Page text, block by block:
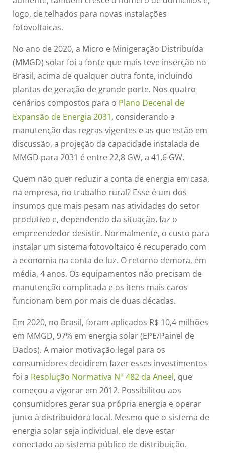
logo, de telhados para novas instalações
fotovoltaicas.
No ano de 2020, a Micro e Minigeração Distribuída
(MMGD) solar foi a fonte que mais teve inserção no
Brasil, acima de qualquer outra fonte, incluindo
plantas de geração de grande porte. Nos quatro
cenários compostos para o Plano Decenal de
Expansão de Energia 2031, considerando a
manutenção das regras vigentes e as que estão em
discussão, a projeção da capacidade instalada de
MMGD para 2031 é entre 22,8 GW, a 41,6 GW.
Quem não quer reduzir a conta de energia em casa,
na empresa, no trabalho rural? Esse é um dos
insumos que mais pesam nas atividades do setor
produtivo e, dependendo da situação, faz o
empreendedor desistir. Normalmente, o custo para
instalar um sistema fotovoltaico é recuperado com
a economia na conta de luz. O retorno demora, em
média, 4 anos. Os equipamentos não precisam de
manutenção complicada e os itens mais caros
funcionam bem por mais de duas décadas.
Em 2020, no Brasil, foram aplicados R$ 10,4 milhões
em MMGD, 97% em energia solar (EPE/Painel de
Dados). A maior motivação legal para os
consumidores decidirem fazer esses investimentos
foi a Resolução Normativa N° 482 da Aneel, que
começou a vigorar em 2012. Possibilitou aos
consumidores gerar sua própria energia e operar
junto à distribuidora local. Mesmo que o sistema de
energia solar seja individual, ele deve estar
conectado ao sistema público de distribuição.